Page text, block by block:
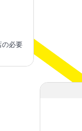
の必要